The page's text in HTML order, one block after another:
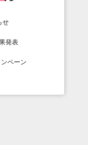
せ
発表
ペーン